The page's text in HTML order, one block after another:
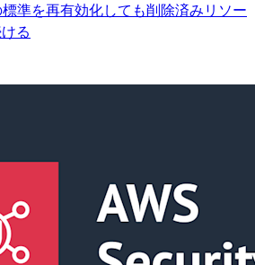
準を再有効化しても削除済みリソー
る